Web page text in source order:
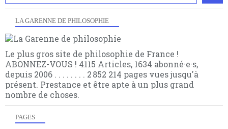
LA GARENNE DE PHILOSOPHIE
Le plus gros site de philosophie de France !
ABONNEZ-VOUS ! 4115 Articles, 1634 abonné·e·s,
depuis 2006 . . . . . . . . 2 852 214 pages vues jusqu'à
présent. Prestance et être apte à un plus grand
nombre de choses.
PAGES